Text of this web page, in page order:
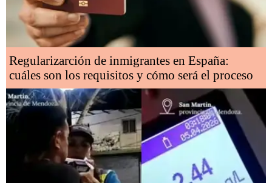
Regularizarción de inmigrantes en España:
cuáles son los requisitos y cómo será el proceso